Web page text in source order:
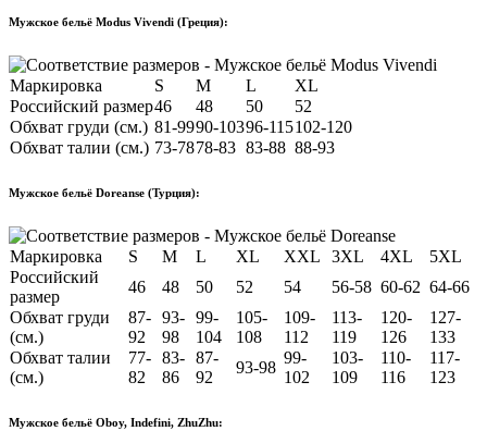
Мужское бельё Modus Vivendi (Греция):
Маркировка S M L
XL
Российский размер46 48 50
52
Обхват груди (см.) 81-9990-10396-115102-120
Обхват талии (см.) 73-7878-83 83-88 88-93
Мужское бельё Doreanse (Турция):
Маркировка S M L XL XXL 3XL 4XL
5XL
Российский
размер
46 48 50 52 54 56-58 60-62 64-66
Обхват груди
(см.)
87-
92
93-
98
99-
104
105-
108
109-
112
113-
119
120-
126
127-
133
Обхват талии
(см.)
77-
82
83-
86
87-
92
93-98
99-
102
103-
109
110-
116
117-
123
Мужское бельё Oboy, Indefini, ZhuZhu: